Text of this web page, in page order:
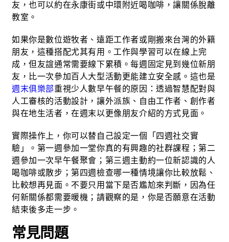
友，也可以約在永康街或中環附近喝咖啡，讓關係脫離
教室。
如果你是數位遊牧者、遠距工作者或剛搬來台灣的外籍
朋友，這種搭配尤其有用。工作與學習可以在線上完
成，但友誼通常需要線下累積。每週固定見到幾位新朋
友，比一次參加百人大型活動更能建立安全感。這也是
週末俱樂部重視少人數早午餐的原因：透過智慧配對與
人工審核的活動設計，讓外派族、自由工作者、創作者
與在地生活者，在週末以更像朋友介紹的方式見面。
實際操作上，你可以替自己設定一個「四週社交實
驗」。第一週參加一堂你真的有興趣的社群課程；第二
週參加一次早午餐聚會；第三週主動約一位新認識的人
喝咖啡或散步；第四週檢查哪一種情境讓你比較放鬆、
比較想再見面。不要只用當下是否尷尬來判斷，因為任
何新關係都需要暖機；請觀察的是，你是否願意在活動
結束後多走一步。
常見問題